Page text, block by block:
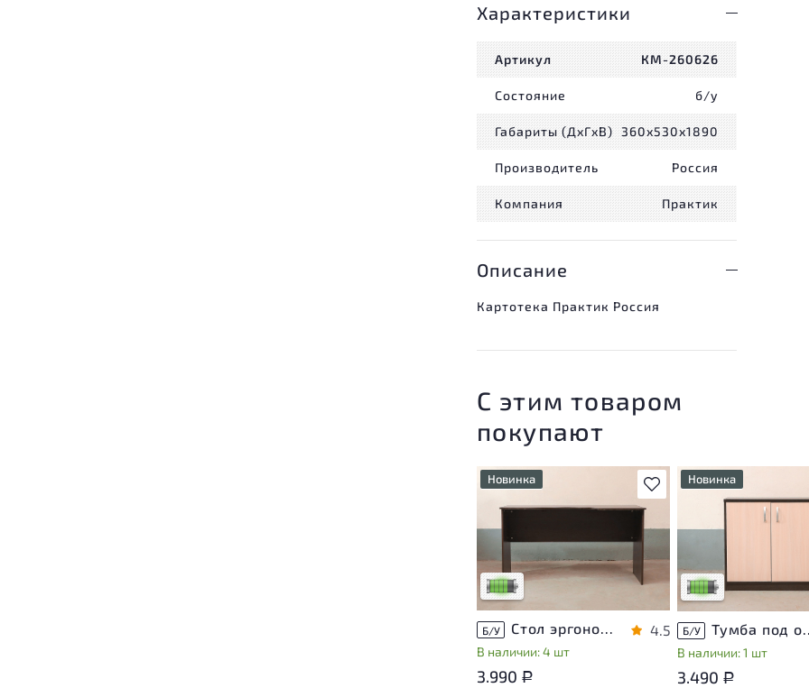
Характеристики
Артикул КМ-260626
Состояние б/у
Габариты (ДxГxВ) 360x530x1890
Производитель Россия
Компания Практик
Описание
Картотека Практик Россия
С этим товаром
покупают
В избранное
Новинка
У товара присутствуют
незначительные следы
эксплуатации, не влияющие
на удобство его
использования
Низкая степень износа
Б/У Стол эргономичный ЛДСП Венге
В наличии: 4 шт
4.5
3.990 Р
Новинка
У товара
незначительные следы
эксплуатации, не
на удобство его
Низкая степень
Б/У Тумба
В наличии: 1 шт
3.490 Р